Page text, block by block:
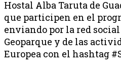
Hostal Alba Taruta de
que participen en el
enviando por la red
Geoparque y de las
Europea con el hashtag